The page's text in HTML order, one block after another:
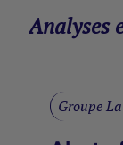
Analyses
Groupe